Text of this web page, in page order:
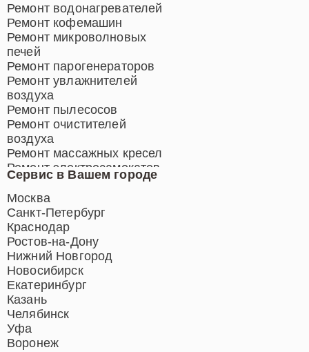
Сервис в Вашем городе
Москва
Санкт-Петербург
Краснодар
Ростов-на-Дону
Нижний Новгород
Новосибирск
Екатеринбург
Казань
Челябинск
Уфа
Воронеж
Ремонт водонагревателей
Ремонт кофемашин
Ремонт микроволновых
печей
Ремонт парогенераторов
Ремонт увлажнителей
воздуха
Ремонт пылесосов
Ремонт очистителей
воздуха
Ремонт массажных кресел
Ремонт электросамокатов
Ремонт индукционных плит
Ремонт роботов-пылесосов
Ремонт гладильных систем
Ремонт отпаривателей
Ремонт вертикальных
пылесосов